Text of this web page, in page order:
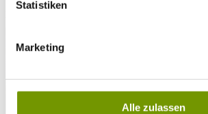
Statistiken
Marketing
Alle zulassen
28°CStrandbad Seeteufel